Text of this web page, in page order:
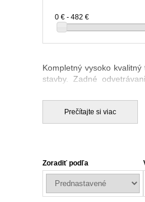
Kompletný vysoko
stavby. Zadné
šokom do 1000 °C v
Prečítajte si viac
Zoradiť podľa
0 € - 482 €